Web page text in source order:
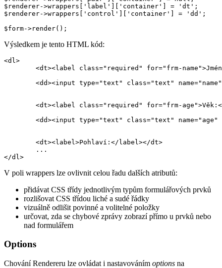
$renderer->wrappers['label']['container'] = 'dt';
$renderer->wrappers['control']['container'] = 'dd';
Výsledkem je tento HTML kód:
<dl>
V poli wrappers lze ovlivnit celou řadu dalších atributů:
přidávat CSS třídy jednotlivým typům formulářových prvků
rozlišovat CSS třídou liché a sudé řádky
vizuálně odlišit povinné a volitelné položky
určovat, zda se chybové zprávy zobrazí přímo u prvků nebo
nad formulářem
Options
Chování Rendereru lze ovládat i nastavováním options na